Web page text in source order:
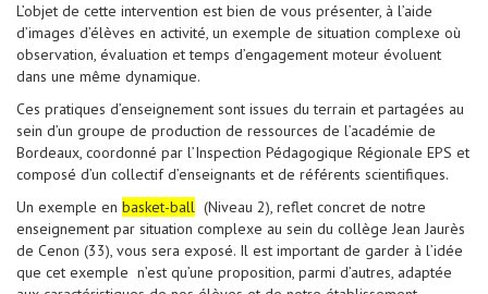
L’objet de cette intervention est bien de vous présenter, à l’aide
d’images d’élèves en activité, un exemple de situation complexe où
observation, évaluation et temps d’engagement moteur évoluent
dans une même dynamique.
Ces pratiques d’enseignement sont issues du terrain et partagées au
sein d’un groupe de production de ressources de l’académie de
Bordeaux, coordonné par l’Inspection Pédagogique Régionale EPS et
composé d’un collectif d’enseignants et de référents scientifiques.
Un exemple en basket-ball (Niveau 2), reflet concret de notre
enseignement par situation complexe au sein du collège Jean Jaurès
de Cenon (33), vous sera exposé. Il est important de garder à l’idée
que cet exemple n’est qu’une proposition, parmi d’autres, adaptée